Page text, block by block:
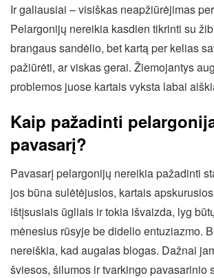
Ir galiausiai – visiškas neapžiūrėjimas
Pelargonijų nereikia kasdien tikrinti su
brangaus sandėlio, bet kartą per kelias
pažiūrėti, ar viskas gerai. Žiemojantys
problemos juose kartais vyksta labai
Kaip pažadinti
pavasarį?
Pavasarį pelargonijų nereikia pažadinti
jos būna sulėtėjusios, kartais
ištįsusiais ūgliais ir tokia išvaizda, lyg
mėnesius rūsyje be didelio entuziazmo.
nereiškia, kad augalas blogas. Dažnai
šviesos, šilumos ir tvarkingo pavasarinio